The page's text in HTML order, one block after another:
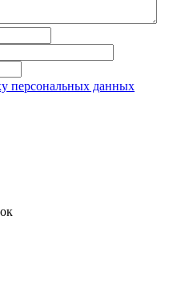
персональных данных